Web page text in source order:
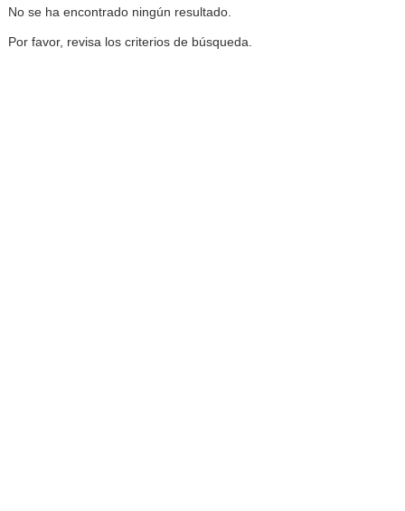
No se ha encontrado ningún resultado.
Por favor, revisa los criterios de búsqueda.